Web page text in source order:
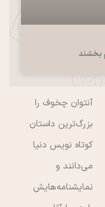
بخشند
آنتوان چخوف را
بزرگ‌ترین داستان
کوتاه نویس دنیا
می‌دانند و
نمایشنامه‌هایش